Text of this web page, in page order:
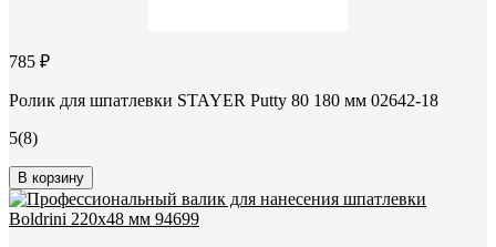
785 ₽
Ролик для шпатлевки STAYER Putty 80 180 мм 02642-18
5(8)
В корзину